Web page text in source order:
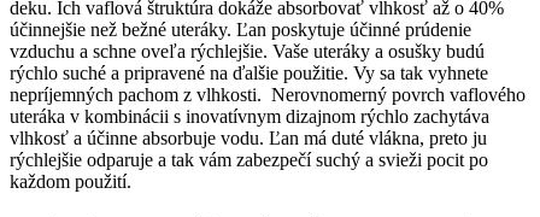
deku. Ich vaflová štruktúra dokáže absorbovať vlhkosť až o 40%
účinnejšie než bežné uteráky. Ľan poskytuje účinné prúdenie
vzduchu a schne oveľa rýchlejšie. Vaše uteráky a osušky budú
rýchlo suché a pripravené na ďalšie použitie. Vy sa tak vyhnete
nepríjemných pachom z vlhkosti. Nerovnomerný povrch vaflového
uteráka v kombinácii s inovatívnym dizajnom rýchlo zachytáva
vlhkosť a účinne absorbuje vodu. Ľan má duté vlákna, preto ju
rýchlejšie odparuje a tak vám zabezpečí suchý a svieži pocit po
každom použití.